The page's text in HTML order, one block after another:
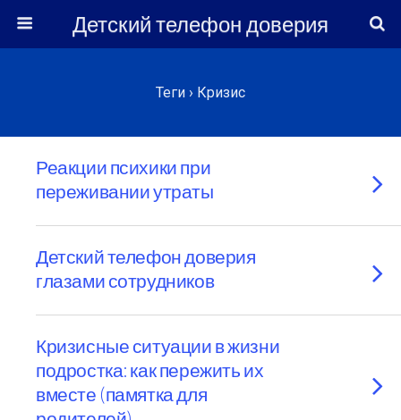
Детский телефон доверия
Теги › Кризис
Реакции психики при
переживании утраты
Детский телефон доверия
глазами сотрудников
Кризисные ситуации в жизни
подростка: как пережить их
вместе (памятка для